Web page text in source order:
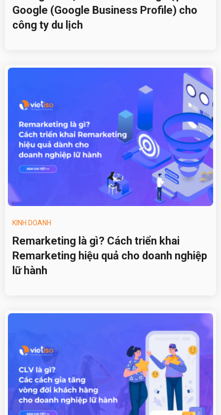
Google (Google Business Profile) cho
công ty du lịch
KINH DOANH
Remarketing là gì? Cách triển khai
Remarketing hiệu quả cho doanh nghiệp
lữ hành